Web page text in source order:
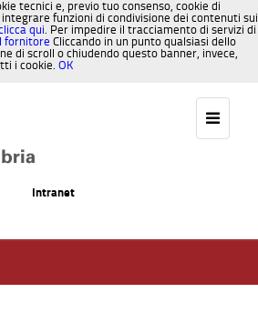
tecnici e, previo tuo consenso, cookie di
funzioni di condivisione dei contenuti sui
qui. Per impedire il tracciamento di servizi di
fornitore Cliccando in un punto qualsiasi dello
di scroll o chiudendo questo banner, invece,
i cookie. OK
Intranet